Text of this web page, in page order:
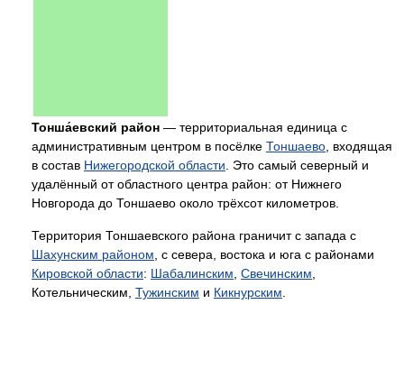
Тонша́евский район — территориальная единица с
административным центром в посёлке Тоншаево , входящая
в состав Нижегородской области . Это самый северный и
удалённый от областного центра район: от Нижнего
Новгорода до Тоншаево около трёхсот километров.
Территория Тоншаевского района граничит с запада с
Шахунским районом , с севера, востока и юга с районами
Кировской области: Шабалинским Свечинским
Котельническим, Тужинским и Кикнурским